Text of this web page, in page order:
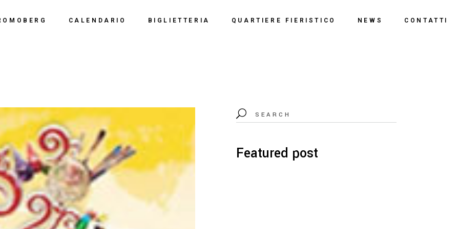
CALENDARIO
Calendario 2023
Calendario 2022
Calendario 2021
Calendario 2020
Calendario 2019
BIGLIETTERIA QUARTIERE FIERISTICO NEWS CONTATTI
Calendario 2026
Calendario 2021
Calendario 2020
Calendario 2019
Polo Espositivo
Featured post